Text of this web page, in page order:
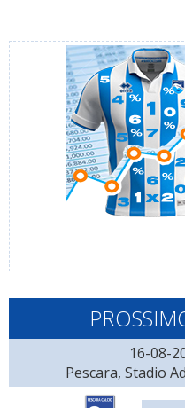
16-08-
Pescara, Stadio